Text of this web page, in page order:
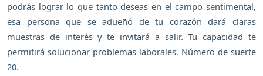
podrás lograr lo que tanto deseas en el campo sentimental,
esa persona que se adueñó de tu corazón dará claras
muestras de interés y te invitará a salir. Tu capacidad te
permitirá solucionar problemas laborales. Número de suerte
20.